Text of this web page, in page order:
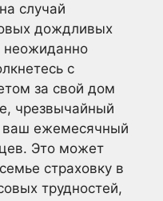
случай
дождливых
с
за свой дом
чрезвычайный
ваш ежемесячный
Это может
страховку в
трудностей,